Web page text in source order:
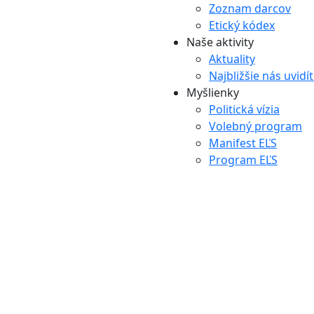
Zoznam darcov
Etický kódex
Naše aktivity
Aktuality
Najbližšie nás
Myšlienky
Politická vízia
Volebný program
Manifest EĽS
Program EĽS